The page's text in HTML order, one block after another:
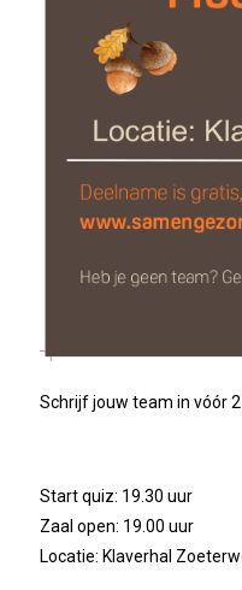
Schrijf jouw team in vóór
Start quiz: 19.30 uur
Zaal open: 19.00 uur
Locatie: Klaverhal